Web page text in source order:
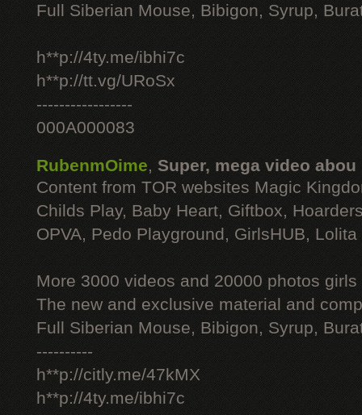
Full Siberian Mouse, Bibigon, Syrup,
h**p://4ty.me/ibhi7c
h**p://tt.vg/URoSx
-----------------
000A000083
RubenmOime, Super, mega video abou
Content from TOR websites Magic
Childs Play, Baby Heart, Giftbox,
OPVA, Pedo Playground, GirlsHUB, Lolita
More 3000 videos and 20000 photos
The new and exclusive material and
Full Siberian Mouse, Bibigon, Syrup,
----------
h**p://citly.me/47kMX
h**p://4ty.me/ibhi7c